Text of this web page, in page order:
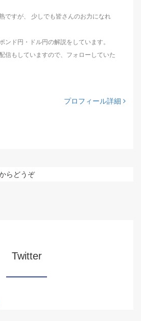
ですが、 少しでも皆さんのお力になれ
ンド円・ドル円の解説をしています。
信もしていますので、フォローしていた
プロフィール詳細
らどうぞ
Twitter